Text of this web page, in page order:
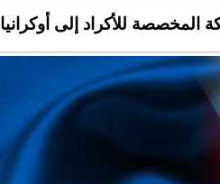
المخصصة للأكراد إلى أوكرانيا